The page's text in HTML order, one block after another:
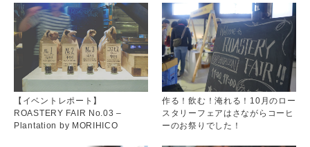
【イベントレポート】
ROASTERY FAIR No.03 –
Plantation by MORIHICO
作る！飲む！淹れる！10月のロー
スタリーフェアはさながらコーヒ
ーのお祭りでした！